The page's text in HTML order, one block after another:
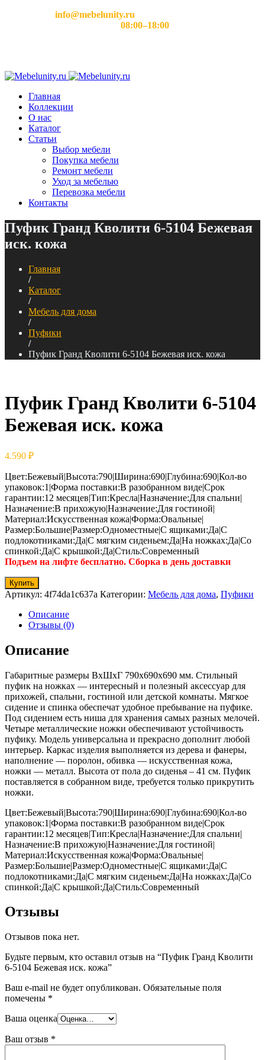
info@mebelunity.ru
08:00–18:00
Главная
Коллекции
О нас
Каталог
Статьи
Выбор мебели
Покупка мебели
Ремонт мебели
Уход за мебелью
Перевозка мебели
Контакты
Пуфик Гранд Кволити 6-5104 Бежевая
иск. кожа
Главная
/
Каталог
/
Мебель для дома
/
Пуфики
/
Пуфик Гранд Кволити 6-5104 Бежевая иск. кожа
Пуфик Гранд Кволити 6-5104
Бежевая иск. кожа
4.590 ₽
Цвет:Бежевый|Высота:790|Ширина:690|Глубина:690|Кол-во
упаковок:1|Форма поставки:В разобранном виде|Срок
гарантии:12 месяцев|Тип:Кресла|Назначение:Для спальни|
Назначение:В прихожую|Назначение:Для гостиной|
Материал:Искусственная кожа|Форма:Овальные|
Размер:Большие|Размер:Одноместные|С ящиками:Да|С
подлокотниками:Да|С мягким сиденьем:Да|На ножках:Да|Со
спинкой:Да|С крышкой:Да|Стиль:Современный
Подъем на лифте бесплатно. Сборка в день доставки
Купить
Артикул: 4f74da1c637a Категории: Мебель для дома, Пуфики
Описание
Отзывы (0)
Описание
Габаритные размеры ВхШхГ 790x690x690 мм. Стильный
пуфик на ножках — интересный и полезный аксессуар для
прихожей, спальни, гостиной или детской комнаты. Мягкое
сидение и спинка обеспечат удобное пребывание на пуфике.
Под сидением есть ниша для хранения самых разных мелочей.
Четыре металлические ножки обеспечивают устойчивость
пуфику. Модель универсальна и прекрасно дополнит любой
интерьер. Каркас изделия выполняется из дерева и фанеры,
наполнение — поролон, обивка — искусственная кожа,
ножки — металл. Высота от пола до сиденья – 41 см. Пуфик
поставляется в собранном виде, требуется только прикрутить
ножки.
Цвет:Бежевый|Высота:790|Ширина:690|Глубина:690|Кол-во
упаковок:1|Форма поставки:В разобранном виде|Срок
гарантии:12 месяцев|Тип:Кресла|Назначение:Для спальни|
Назначение:В прихожую|Назначение:Для гостиной|
Материал:Искусственная кожа|Форма:Овальные|
Размер:Большие|Размер:Одноместные|С ящиками:Да|С
подлокотниками:Да|С мягким сиденьем:Да|На ножках:Да|Со
спинкой:Да|С крышкой:Да|Стиль:Современный
Отзывы
Отзывов пока нет.
Будьте первым, кто оставил отзыв на “Пуфик Гранд Кволити
6-5104 Бежевая иск. кожа”
Ваш e-mail не будет опубликован. Обязательные поля
помечены *
Ваша оценка
Ваш отзыв *